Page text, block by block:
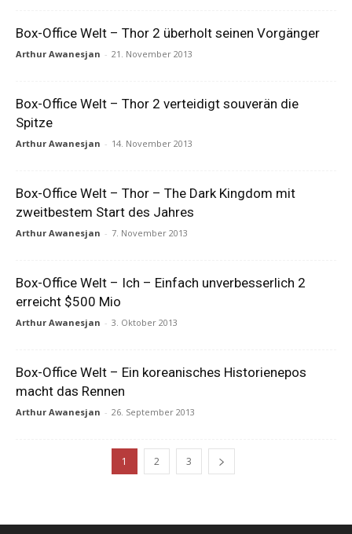
Box-Office Welt – Thor 2 überholt seinen Vorgänger
Arthur Awanesjan - 21. November 2013
Box-Office Welt – Thor 2 verteidigt souverän die
Spitze
Arthur Awanesjan - 14. November 2013
Box-Office Welt – Thor – The Dark Kingdom mit
zweitbestem Start des Jahres
Arthur Awanesjan - 7. November 2013
Box-Office Welt – Ich – Einfach unverbesserlich 2
erreicht $500 Mio
Arthur Awanesjan - 3. Oktober 2013
Box-Office Welt – Ein koreanisches Historienepos
macht das Rennen
Arthur Awanesjan - 26. September 2013
1 2 3